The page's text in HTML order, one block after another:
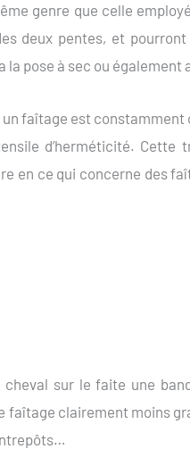
genre que celle
deux pentes, et
la pose à sec ou
faîtage est
d’herméticité. Cette
en ce qui concerne des
sur le faite une
faîtage clairement moins